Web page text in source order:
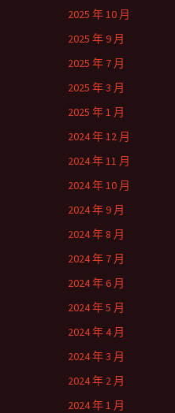
2025 年 10 月
2025 年 9 月
2025 年 7 月
2025 年 3 月
2025 年 1 月
2024 年 12 月
2024 年 11 月
2024 年 10 月
2024 年 9 月
2024 年 8 月
2024 年 7 月
2024 年 6 月
2024 年 5 月
2024 年 4 月
2024 年 3 月
2024 年 2 月
2024 年 1 月